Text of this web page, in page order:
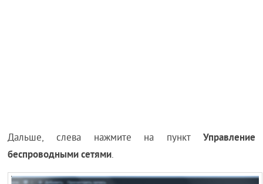
Дальше, слева нажмите на пункт Управление
беспроводными сетями.